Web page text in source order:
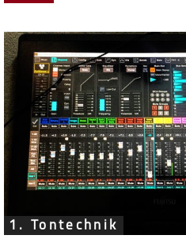
1. Tontechnik